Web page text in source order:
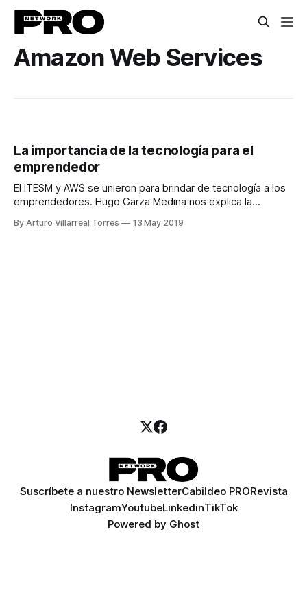
Amazon Web Services
La importancia de la tecnología para el
emprendedor
El ITESM y AWS se unieron para brindar de tecnología a los
emprendedores. Hugo Garza Medina nos explica la
By Arturo Villarreal Torres 13 May 2019
Suscríbete a nuestro NewsletterCabildeo PRORevista
InstagramYoutubeLinkedinTikTok
Powered by Ghost